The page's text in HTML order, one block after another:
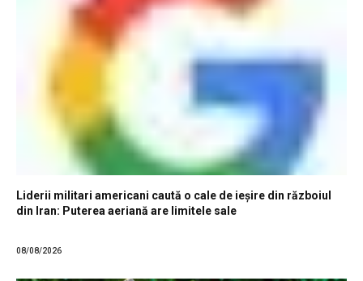
Liderii militari americani caută o cale de ieșire din războiul
din Iran: Puterea aeriană are limitele sale
08/08/2026